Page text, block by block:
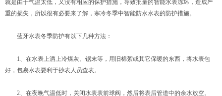
就是由于气温太低，又没有相应的保护措施，导致批量的智能水表冻坏，造成严
重的损失，所以很有必要来了解，寒冷冬季中智能防水水表的防护措施。
蓝牙水表冬季防护有以下几种方法：
1、在水表上洒上冷煤灰、锯末等，用旧棉絮或其它保暖的东西，将水表包
好，包裹水表要利于抄表人员查表。
2、在夜晚气温低时，关闭水表表前球阀，然后将表后管道中的余水放空。